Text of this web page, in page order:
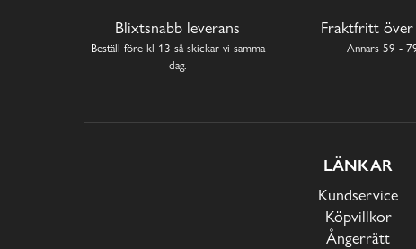
Blixtsnabb leverans
Beställ före kl 13 så skickar vi samma
dag.
Fraktfritt
Annars 59 -
LÄNKAR
Kundservice
Köpvillkor
Ångerrätt